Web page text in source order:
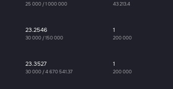
25 000 /1 000 000 43 213.4
23.2546
30 000 /150 000
1
200 000
23.3527
30 000 /4 670 541.37
1
200 000